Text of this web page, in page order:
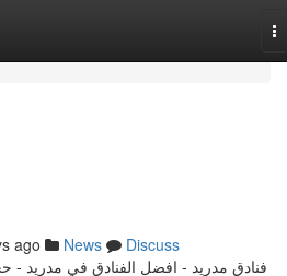
ago News
Discuss
فنادق مدريد - افضل الفنادق في مدريد -